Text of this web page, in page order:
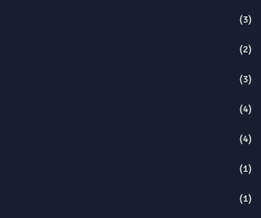
(3)
(2)
(3)
(4)
(4)
(1)
(1)